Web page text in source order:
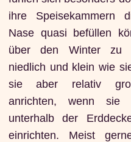
ihre Speisekammern
Nase quasi befüllen
über den Winter zu
niedlich und klein wie
sie aber relativ
anrichten, wenn sie
unterhalb der
einrichten. Meist